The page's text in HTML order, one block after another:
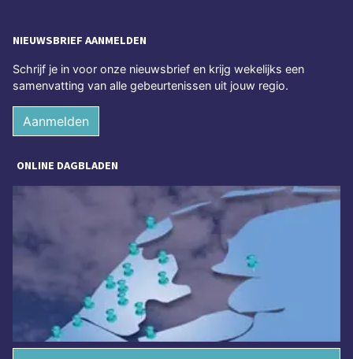
NIEUWSBRIEF AANMELDEN
Schrijf je in voor onze nieuwsbrief en krijg wekelijks een
samenvatting van alle gebeurtenissen uit jouw regio.
Aanmelden
ONLINE DAGBLADEN